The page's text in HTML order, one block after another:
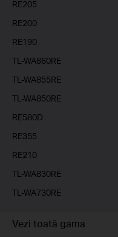
RE205
RE200
RE190
TL-WA860RE
TL-WA855RE
TL-WA850RE
RE580D
RE355
RE210
TL-WA830RE
TL-WA730RE
Vezi toată gama